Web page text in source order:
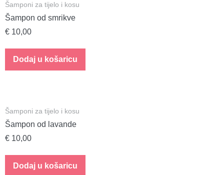
Šamponi za tijelo i kosu
Šampon od smrikve
€ 10,00
Dodaj u košaricu
Šamponi za tijelo i kosu
Šampon od lavande
€ 10,00
Dodaj u košaricu